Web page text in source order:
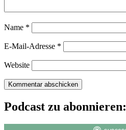
Name *
E-Mail-Adresse *
Website
Podcast zu abonnieren: